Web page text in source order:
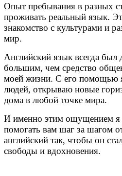
Опыт пребывания в разных
проживать реальный язык.
знакомство с культурами и
мир.
Английский язык всегда был
большим, чем средство
моей жизни. С его помощью
людей, открываю новые
дома в любой точке мира.
И именно этим ощущением я
помогать вам шаг за шагом
английский так, чтобы он
свободы и вдохновения.